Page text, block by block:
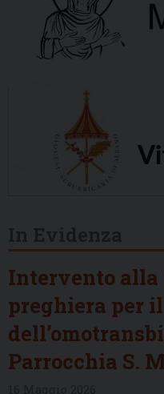
Intervento alla
preghiera per
Parrocchia S.